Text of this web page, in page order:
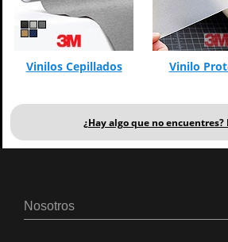
Vinilos Cepillados Vinilo
¿Hay algo que no encuentres?
Nosotros